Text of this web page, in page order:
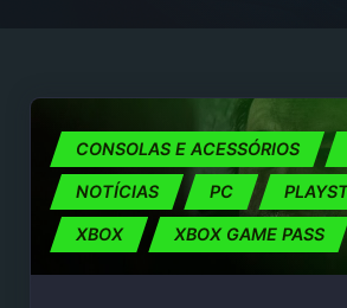
CONSOLAS E ACESSÓRIOS
NOTÍCIAS PC
XBOX XBOX GAME PASS